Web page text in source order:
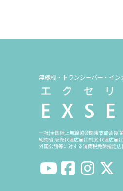
無線機・トランシーバー・イン
一社)全国陸上無線協会関東支部会員
総務省 販売代理店届出制度 代理店届
外国公館等に対する消費税免除指定店